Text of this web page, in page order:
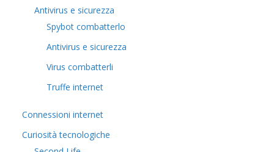
Antivirus e sicurezza
Spybot combatterlo
Antivirus e sicurezza
Virus combatterli
Truffe internet
Connessioni internet
Curiosità tecnologiche